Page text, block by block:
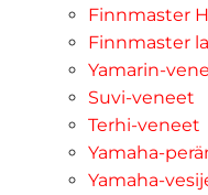
Finnmaster
Finnmaster
Yamarin-
Suvi-veneet
Terhi-veneet
Yamaha-
Yamaha-